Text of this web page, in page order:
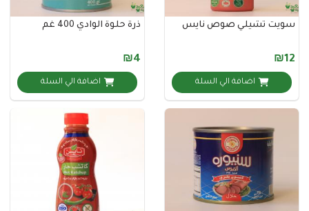
تشيلي صوص نايس
اضافة الي السلة
ذرة حلوة الوادي 400 غم
اضافة الي السلة